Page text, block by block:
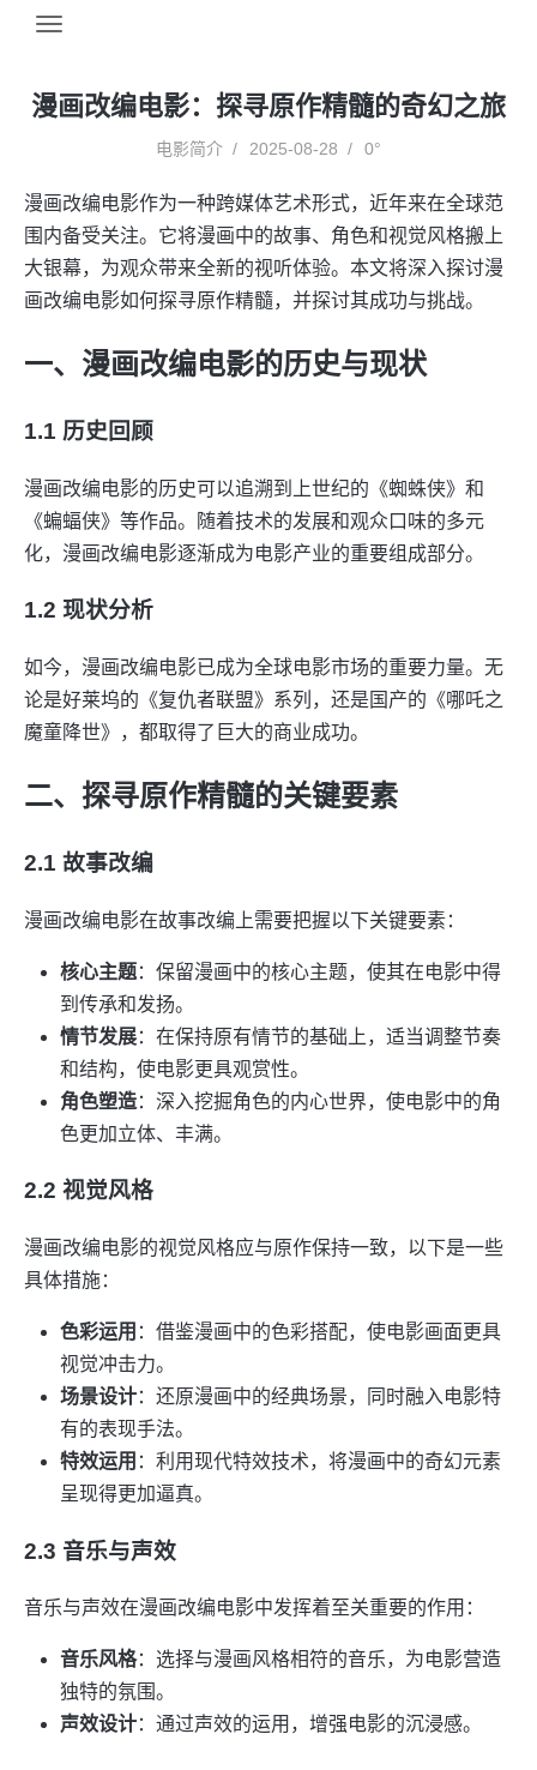
漫画改编电影：探寻原作精髓的奇幻之旅
电影简介 2025-08-28 0°
漫画改编电影作为一种跨媒体艺术形式，近年来在全球范
围内备受关注。它将漫画中的故事、角色和视觉风格搬上
大银幕，为观众带来全新的视听体验。本文将深入探讨漫
画改编电影如何探寻原作精髓，并探讨其成功与挑战。
一、漫画改编电影的历史与现状
1.1 历史回顾
漫画改编电影的历史可以追溯到上世纪的《蜘蛛侠》和
《蝙蝠侠》等作品。随着技术的发展和观众口味的多元
化，漫画改编电影逐渐成为电影产业的重要组成部分。
1.2 现状分析
如今，漫画改编电影已成为全球电影市场的重要力量。无
论是好莱坞的《复仇者联盟》系列，还是国产的《哪吒之
魔童降世》，都取得了巨大的商业成功。
二、探寻原作精髓的关键要素
2.1 故事改编
漫画改编电影在故事改编上需要把握以下关键要素：
核心主题：保留漫画中的核心主题，使其在电影中得
到传承和发扬。
情节发展：在保持原有情节的基础上，适当调整节奏
和结构，使电影更具观赏性。
角色塑造：深入挖掘角色的内心世界，使电影中的角
色更加立体、丰满。
2.2 视觉风格
漫画改编电影的视觉风格应与原作保持一致，以下是一些
具体措施：
色彩运用 ：借鉴漫画中的色彩搭配，使电影画面更具
视觉冲击力。
场景设计：还原漫画中的经典场景，同时融入电影特
有的表现手法。
特效运用 ：利用现代特效技术，将漫画中的奇幻元素
呈现得更加逼真。
2.3 音乐与声效
音乐与声效在漫画改编电影中发挥着至关重要的作用：
音乐风格：选择与漫画风格相符的音乐，为电影营造
独特的氛围。
声效设计：通过声效的运用，增强电影的沉浸感。